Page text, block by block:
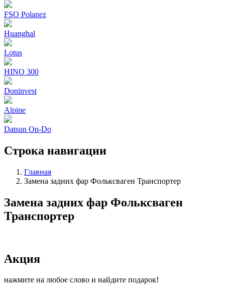
FSO Polanez
Huanghal
Lotus
HINO 300
Doninvest
Alpine
Datsun On-Do
Строка навигации
Главная
Замена задних фар Фольксваген Транспортер
Замена задних фар Фольксваген
Транспортер
Акция
нажмите на любое слово и найдите подарок!